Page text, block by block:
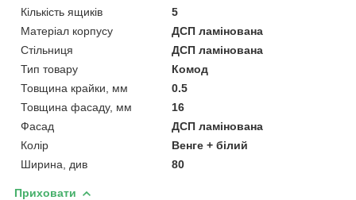
Кількість ящиків
5
Матеріал корпусу
ДСП ламінована
Стільниця
ДСП ламінована
Тип товару
Комод
Товщина крайки, мм
0.5
Товщина фасаду, мм
16
Фасад
ДСП ламінована
Колір
Венге + білий
Ширина, див
80
Приховати